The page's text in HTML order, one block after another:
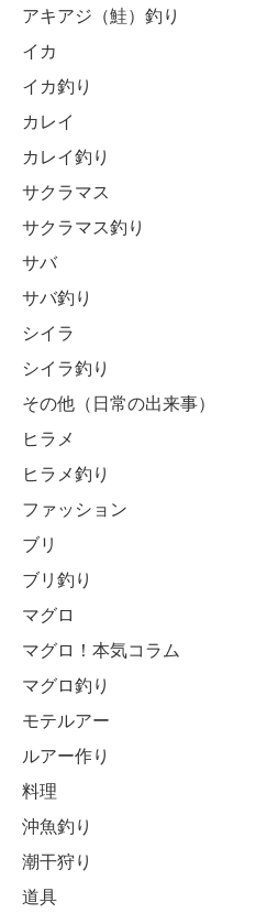
アキアジ（鮭）釣り
イカ
イカ釣り
カレイ
カレイ釣り
サクラマス
サクラマス釣り
サバ
サバ釣り
シイラ
シイラ釣り
その他（日常の出来事）
ヒラメ
ヒラメ釣り
ファッション
ブリ
ブリ釣り
マグロ
マグロ！本気コラム
マグロ釣り
モテルアー
ルアー作り
料理
沖魚釣り
潮干狩り
道具